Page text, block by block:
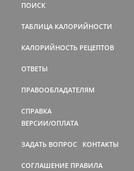
ПОИСК
ТАБЛИЦА КАЛОРИЙНОСТИ
КАЛОРИЙНОСТЬ РЕЦЕПТОВ
ОТВЕТЫ
ПРАВООБЛАДАТЕЛЯМ
СПРАВКА
ВЕРСИИ/ОПЛАТА
ЗАДАТЬ ВОПРОС КОНТАКТЫ
СОГЛАШЕНИЕ ПРАВИЛА